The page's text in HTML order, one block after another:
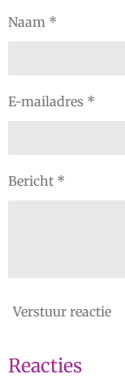
Naam *
E-mailadres *
Bericht *
Verstuur reactie
Reacties